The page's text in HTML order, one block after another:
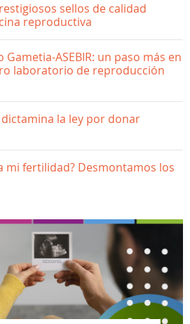
sellos de calidad
reproductiva
ASEBIR: un paso más en
laboratorio de reproducción
la ley por donar
mi fertilidad? Desmontamos los